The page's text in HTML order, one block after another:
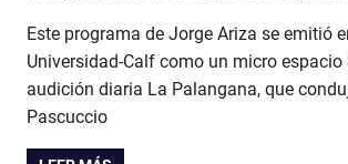
Este programa de Jorge Ariza se emitió
Universidad-Calf como un micro espacio
audición diaria La Palangana, que
Pascuccio